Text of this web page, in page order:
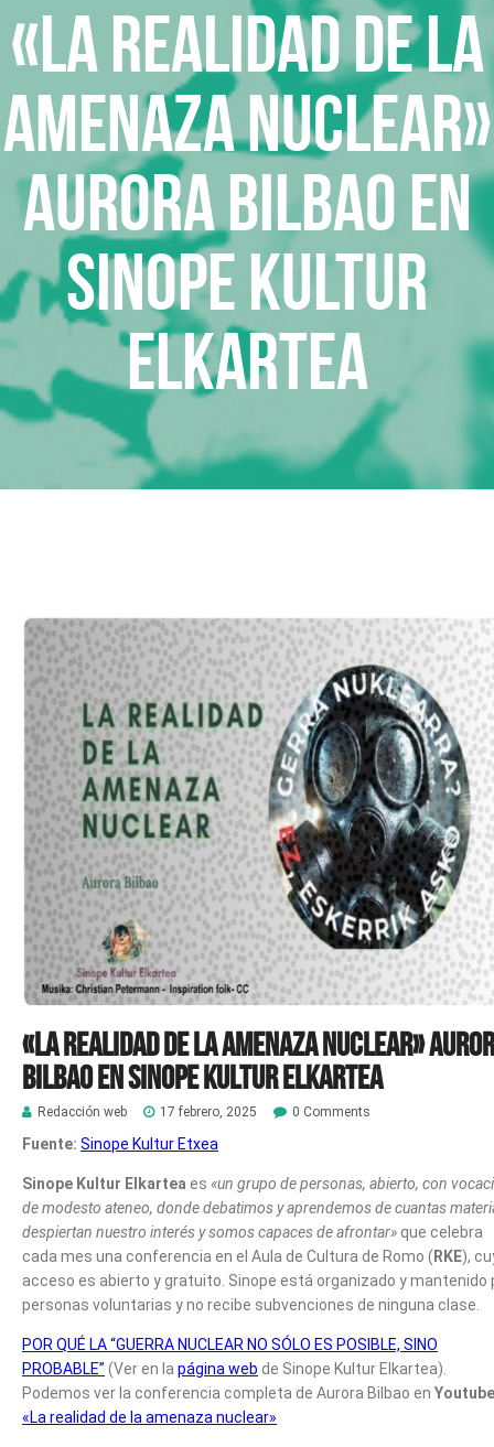
«La realidad de la
amenaza nuclear»
Aurora Bilbao en
Sinope Kultur
Elkartea
«La realidad de la amenaza nuclear»
Bilbao en Sinope Kultur Elkartea
Redacción web 17 febrero, 2025 0 Comments
Fuente: Sinope Kultur Etxea
Sinope Kultur Elkartea es «un grupo de personas, abierto, con
de modesto ateneo, donde debatimos y aprendemos de cuantas
despiertan nuestro interés y somos capaces de afrontar» que celebra
cada mes una conferencia en el Aula de Cultura de Romo (RKE),
acceso es abierto y gratuito. Sinope está organizado y mantenido
personas voluntarias y no recibe subvenciones de ninguna clase.
POR QUÉ LA “GUERRA NUCLEAR NO SÓLO ES POSIBLE, SINO
PROBABLE” (Ver en la página web de Sinope Kultur Elkartea).
Podemos ver la conferencia completa de Aurora Bilbao en Youtube
«La realidad de la amenaza nuclear»